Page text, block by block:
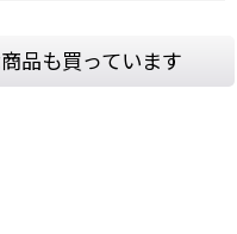
品も買っています